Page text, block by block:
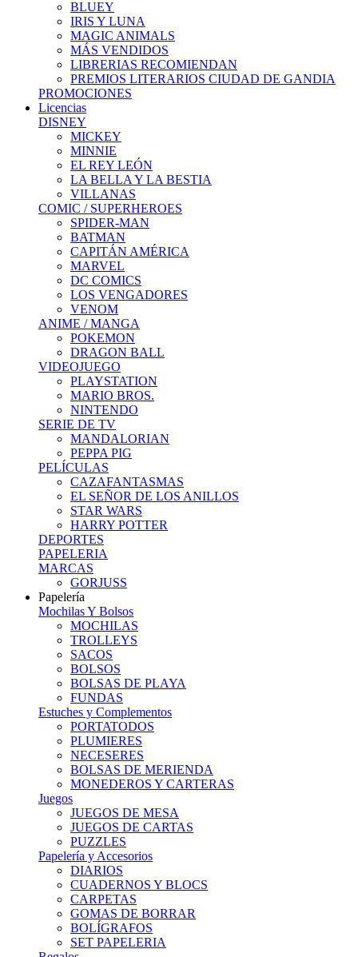
BLUEY
IRIS Y LUNA
MAGIC ANIMALS
MÁS VENDIDOS
LIBRERIAS RECOMIENDAN
PREMIOS LITERARIOS CIUDAD DE GANDIA
PROMOCIONES
Licencias
DISNEY
MICKEY
MINNIE
EL REY LEÓN
LA BELLA Y LA BESTIA
VILLANAS
COMIC / SUPERHEROES
SPIDER-MAN
BATMAN
CAPITÁN AMÉRICA
MARVEL
DC COMICS
LOS VENGADORES
VENOM
ANIME / MANGA
POKEMON
DRAGON BALL
VIDEOJUEGO
PLAYSTATION
MARIO BROS.
NINTENDO
SERIE DE TV
MANDALORIAN
PEPPA PIG
PELÍCULAS
CAZAFANTASMAS
EL SEÑOR DE LOS ANILLOS
STAR WARS
HARRY POTTER
DEPORTES
PAPELERIA
MARCAS
GORJUSS
Papelería
Mochilas Y Bolsos
MOCHILAS
TROLLEYS
SACOS
BOLSOS
BOLSAS DE PLAYA
FUNDAS
Estuches y Complementos
PORTATODOS
PLUMIERES
NECESERES
BOLSAS DE MERIENDA
MONEDEROS Y CARTERAS
Juegos
JUEGOS DE MESA
JUEGOS DE CARTAS
PUZZLES
Papelería y Accesorios
DIARIOS
CUADERNOS Y BLOCS
CARPETAS
GOMAS DE BORRAR
BOLÍGRAFOS
SET PAPELERIA